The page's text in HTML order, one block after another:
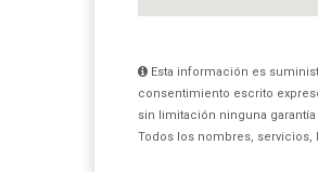
Esta información es
consentimiento escrito
sin limitación ninguna
Todos los nombres, servicios,